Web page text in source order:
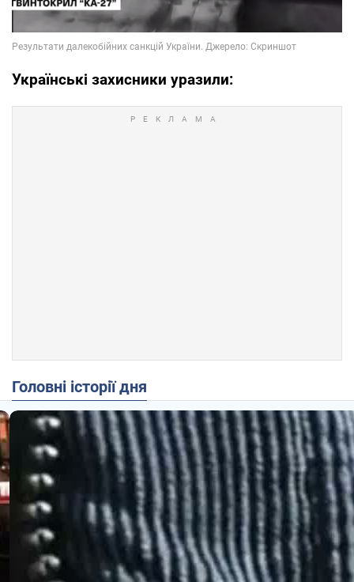
Українські захисники уразили:
Головні історії дня